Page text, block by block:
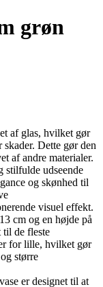
grøn
af glas, hvilket gør
Dette gør den
af andre materialer.
stilfulde udseende
og skønhed til
visuel effekt.
cm og en højde på
til de fleste
for lille, hvilket gør
større
er designet til at